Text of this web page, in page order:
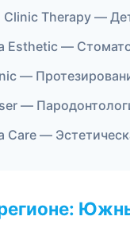
Therapy —
Esthetic —
—
—
Care —